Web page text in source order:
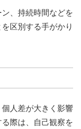
、持続時間などを
区別する手がかり
人差が大きく影響
際は、自己観察を